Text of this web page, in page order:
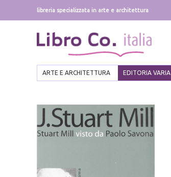
libreria specializzata in arte e architettura
ARTE E ARCHITETTURA EDITORIA VARIA